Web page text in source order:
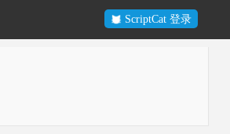
ScriptCat 登录